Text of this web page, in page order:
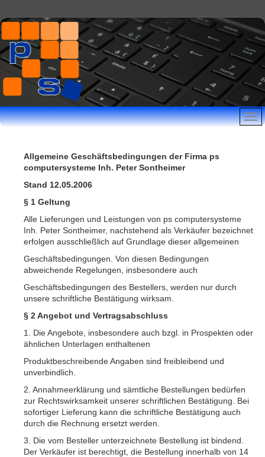
Allgemeine Geschäftsbedingungen der Firma ps
computersysteme Inh. Peter Sontheimer
Stand 12.05.2006
§ 1 Geltung
Alle Lieferungen und Leistungen von ps computersysteme
Inh. Peter Sontheimer, nachstehend als Verkäufer bezeichnet
erfolgen ausschließlich auf Grundlage dieser allgemeinen
Geschäftsbedingungen. Von diesen Bedingungen
abweichende Regelungen, insbesondere auch
Geschäftsbedingungen des Bestellers, werden nur durch
unsere schriftliche Bestätigung wirksam.
§ 2 Angebot und Vertragsabschluss
1. Die Angebote, insbesondere auch bzgl. in Prospekten oder
ähnlichen Unterlagen enthaltenen
Produktbeschreibende Angaben sind freibleibend und
unverbindlich.
2. Annahmeerklärung und sämtliche Bestellungen bedürfen
zur Rechtswirksamkeit unserer schriftlichen Bestätigung. Bei
sofortiger Lieferung kann die schriftliche Bestätigung auch
durch die Rechnung ersetzt werden.
3. Die vom Besteller unterzeichnete Bestellung ist bindend.
Der Verkäufer ist berechtigt, die Bestellung innerhalb von 14